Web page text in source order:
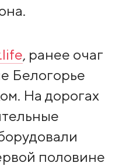
, ранее очаг
Белогорье
На дорогах
половине